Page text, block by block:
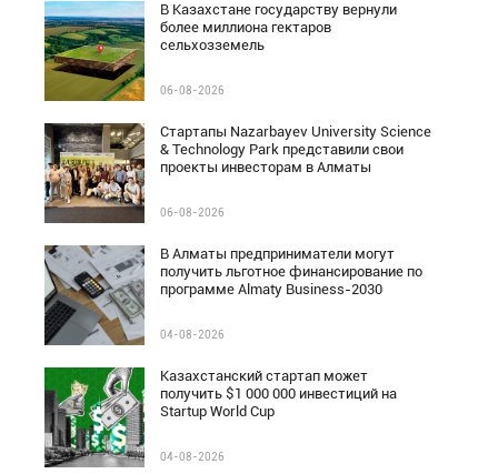
В Казахстане государству вернули
более миллиона гектаров
сельхозземель
06-08-2026
Стартапы Nazarbayev University Science
& Technology Park представили свои
проекты инвесторам в Алматы
06-08-2026
В Алматы предприниматели могут
получить льготное финансирование по
программе Almaty Business-2030
04-08-2026
Казахстанский стартап может
получить $1 000 000 инвестиций на
Startup World Cup
04-08-2026